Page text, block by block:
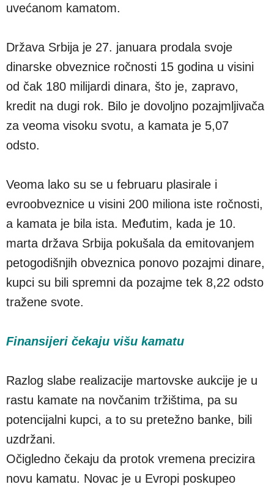
uvećanom kamatom.
Država Srbija je 27. januara prodala svoje
dinarske obveznice ročnosti 15 godina u visini
od čak 180 milijardi dinara, što je, zapravo,
kredit na dugi rok. Bilo je dovoljno pozajmljivača
za veoma visoku svotu, a kamata je 5,07
odsto.
Veoma lako su se u februaru plasirale i
evroobveznice u visini 200 miliona iste ročnosti,
a kamata je bila ista. Međutim, kada je 10.
marta država Srbija pokušala da emitovanjem
petogodišnjih obveznica ponovo pozajmi dinare,
kupci su bili spremni da pozajme tek 8,22 odsto
tražene svote.
Finansijeri čekaju višu kamatu
Razlog slabe realizacije martovske aukcije je u
rastu kamate na novčanim tržištima, pa su
potencijalni kupci, a to su pretežno banke, bili
uzdržani.
Očigledno čekaju da protok vremena precizira
novu kamatu. Novac je u Evropi poskupeo